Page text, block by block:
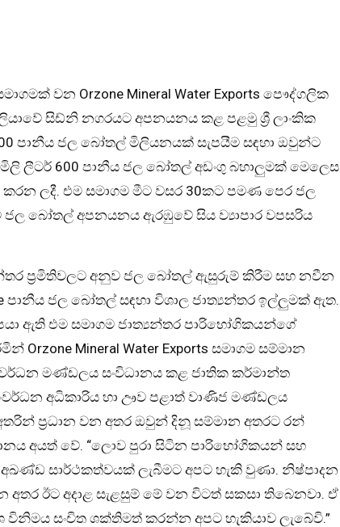
වන Orzone Mineral Water Exports පෞද්ගලික
සිඩ්නි නගරයට අපනයනය කළ පළමු ශ්‍රී ලාංකික
පානීය ජල බෝතල් මිලියනයක් සැපයීම සඳහා ඔවුන්ට
ලීටර් 600 පානීය ජල බෝතල් අඩංගු බහාලුමක් මෙලෙස
ලදී. එම සමාගම මීට වසර 30කට පමණ පෙර ජල
බෝතල් අපනයනය ඇරඹුවේ සිය ව්‍යාපාර වපසරිය
ප්‍රමිතිවලට අනුව ජල බෝතල් ඇසුරුම් කිරීම සහ නවීන
පානීය ජල බෝතල් සඳහා විශාල ජාත්‍යන්තර ඉල්ලුමක් ඇත.
ඇති එම සමාගම ජාත්‍යන්තර පාරිභෝගිකයන්ගේ
Mineral Water Exports සමාගම සම්මාන
මණ්ඩලය සංවිධානය කළ ජාතික කර්මාන්ත
අධිකාරිය හා ඌව පළාත් වාණිජ මණ්ඩලය
ප්‍රධාන වන අතර ඔවුන් දිනූ සම්මාන අතරට රන්
අයත් වේ. “ලොව පුරා සිටින පාරිභෝගිකයන් සහ
සාර්ථකත්වයක් ලැබීමට අපට හැකි වුණා. නිෂ්පාදන
අතර ඊට අදාළ සැළසුම් මේ වන විටත් සකසා තිබෙනවා. ඒ
සංචිත ශක්තිමත් කරන්න අපට හැකියාව ලැබේවි.”